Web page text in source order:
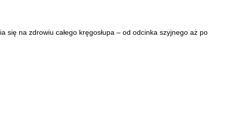
się na zdrowiu całego kręgosłupa – od odcinka szyjnego aż po